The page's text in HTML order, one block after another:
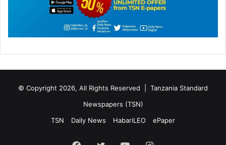
© Copyright 2026, All Rights Reserved | Tanzania Standard
Newspapers (TSN)
TSN
Daily News HabariLEO ePaper